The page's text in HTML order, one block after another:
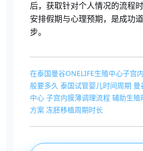
后，获取针对个人情况的流程
安排假期与心理预期，是成功
步。
在泰国曼谷ONELIFE生殖中心子宫
般要多久 泰国试管婴儿时间周期 曼
中心 子宫内膜薄调理流程 辅助生殖
方案 冻胚移植周期时长